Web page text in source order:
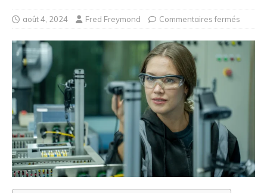
août 4, 2024 Fred Freymond Commentaires fermés